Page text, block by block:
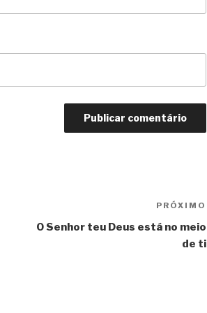
PRÓXIMO
O Senhor teu Deus está no meio
de ti